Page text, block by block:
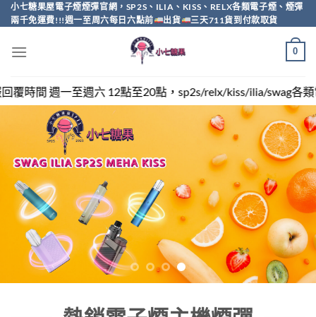
Skip
to
小七糖果屋電子煙煙彈官網，SP2S、ILIA、KISS、RELX各類電子煙、煙彈
兩千免運費!!!週一至周六每日六點前
出貨 三天711貨到付款取貨
0
至20點，sp2s/relx/kiss/ilia/swag各類電子煙煙彈買越多越便